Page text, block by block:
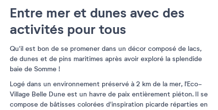
Entre mer et dunes avec des
activités pour tous
Qu'il est bon de se promener dans un décor composé de lacs,
de dunes et de pins maritimes après avoir exploré la splendide
baie de Somme !
Logé dans un environnement préservé à 2 km de la mer, l'Eco-
Village Belle Dune est un havre de paix entièrement piéton. Il se
compose de bâtisses colorées d'inspiration picarde réparties en